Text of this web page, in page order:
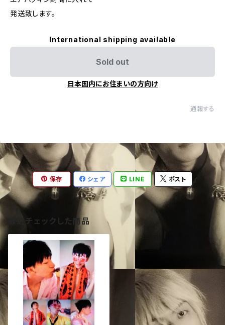
発送致します。
International shipping available
Sold out
日本国内にお住まいの方向け
通報する
保存 シェア LINE ポスト
最近チェックした商品